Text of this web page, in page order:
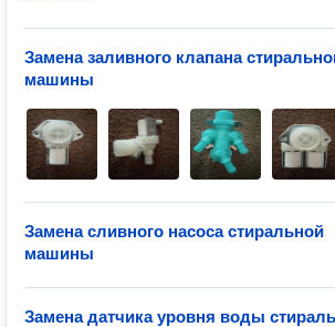
Замена заливного клапана
машины
Замена сливного насоса стиральной
машины
Замена датчика уровня воды